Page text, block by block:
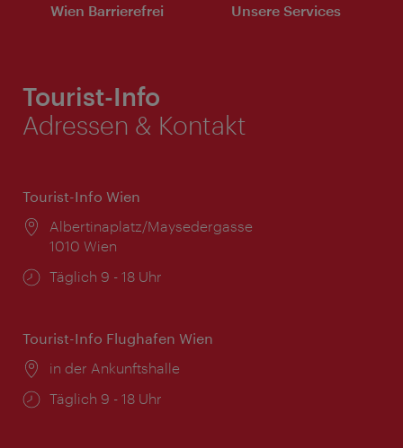
Wien Barrierefrei Unsere Services
Tourist-Info
Adressen & Kontakt
Tourist-Info Wien
Ort:
Albertinaplatz/Maysedergasse
1010 Wien
Öffnungszeiten:
Täglich 9 - 18 Uhr
Tourist-Info Flughafen Wien
Ort:
in der Ankunftshalle
Öffnungszeiten:
Täglich 9 - 18 Uhr